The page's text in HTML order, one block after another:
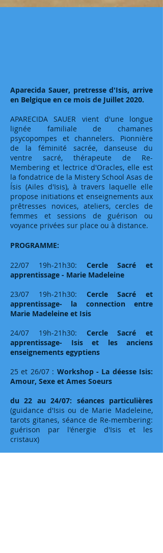
Aparecida Sauer, pretresse d'Isis, arrive
en Belgique en ce mois de Juillet 2020.
APARECIDA SAUER vient d'une longue
lignée familiale de chamanes
psycopompes et channelers. Pionnière
de la féminité sacrée, danseuse du
ventre sacré, thérapeute de Re-
Membering et lectrice d'Oracles, elle est
la fondatrice de la Mistery School Asas de
Ísis (Ailes d'Isis), à travers laquelle elle
propose initiations et enseignements aux
prêtresses novices, ateliers, cercles de
femmes et sessions de guérison ou
voyance privées sur place ou à distance.
PROGRAMME:
22/07 19h-21h30: Cercle Sacré et
apprentissage - Marie Madeleine
23/07 19h-21h30: Cercle Sacré et
apprentissage- la connection entre
Marie Madeleine et Isis
24/07 19h-21h30: Cercle Sacré et
apprentissage- Isis et les anciens
enseignements egyptiens
25 et 26/07 : Workshop - La déesse Isis:
Amour, Sexe et Ames Soeurs
du 22 au 24/07: séances particulières
(guidance d'Isis ou de Marie Madeleine,
tarots gitanes, séance de Re-membering:
guérison par l'énergie d'Isis et les
cristaux)